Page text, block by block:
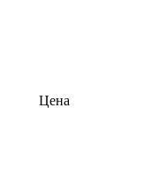
Цена